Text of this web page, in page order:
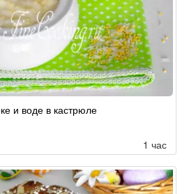
и воде в кастрюле
1 час